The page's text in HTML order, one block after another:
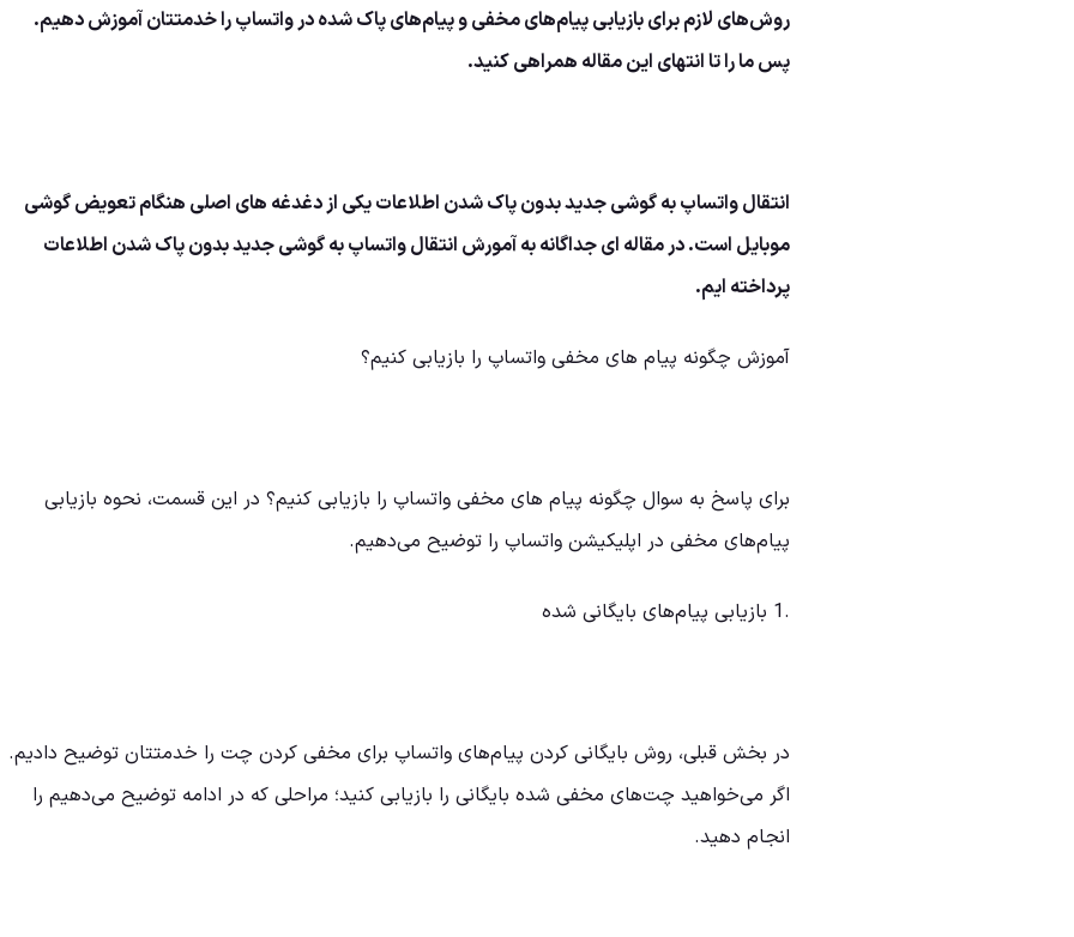
روش‌های لازم برای بازیابی پیام‌های مخفی و پیام‌های پاک شده در واتساپ را خدمتتان آموزش دهیم.
پس ما را تا انتهای این مقاله همراهی کنید.
انتقال واتساپ به گوشی جدید بدون پاک شدن اطلاعات یکی از دغدغه های اصلی هنگام تعویض گوشی
موبایل است. در مقاله ای جداگانه به آمورش انتقال واتساپ به گوشی جدید بدون پاک شدن اطلاعات
پرداخته ایم.
آموزش چگونه پیام های مخفی واتساپ را بازیابی کنیم؟
برای پاسخ به سوال چگونه پیام های مخفی واتساپ را بازیابی کنیم؟ در این قسمت، نحوه بازیابی
پیام‌های مخفی در اپلیکیشن واتساپ را توضیح می‌دهیم.
.1 بازیابی پیام‌های بایگانی شده
در بخش قبلی، روش بایگانی کردن پیام‌های واتساپ برای مخفی کردن چت را خدمتتان توضیح دادیم.
اگر می‌خواهید چت‌های مخفی شده بایگانی را بازیابی کنید؛ مراحلی که در ادامه توضیح می‌دهیم را
انجام دهید.